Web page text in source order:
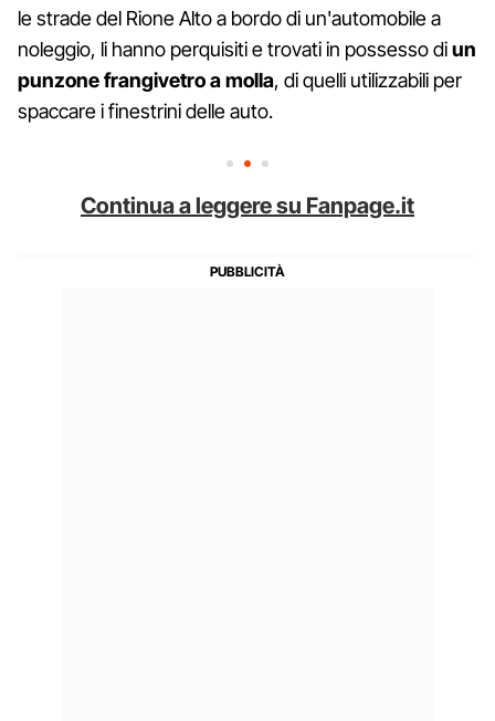
le strade del Rione Alto a bordo di un'automobile a
noleggio, li hanno perquisiti e trovati in possesso diun
punzone frangivetro a molla, di quelli utilizzabili per
spaccare i finestrini delle auto.
Continua a leggere su Fanpage.it